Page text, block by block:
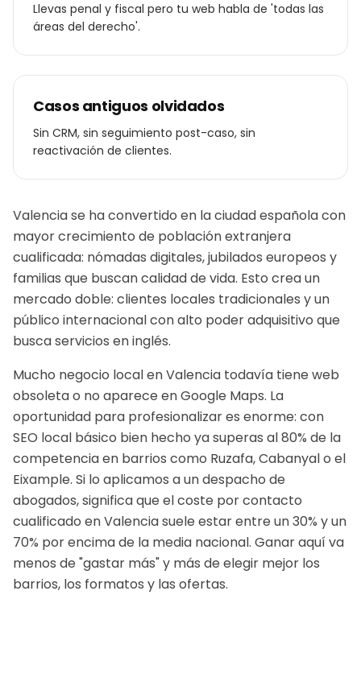
Llevas penal y fiscal pero tu web habla de 'todas las
áreas del derecho'.
Casos antiguos olvidados
Sin CRM, sin seguimiento post-caso, sin
reactivación de clientes.
Valencia se ha convertido en la ciudad española con
mayor crecimiento de población extranjera
cualificada: nómadas digitales, jubilados europeos y
familias que buscan calidad de vida. Esto crea un
mercado doble: clientes locales tradicionales y un
público internacional con alto poder adquisitivo que
busca servicios en inglés.
Mucho negocio local en Valencia todavía tiene web
obsoleta o no aparece en Google Maps. La
oportunidad para profesionalizar es enorme: con
SEO local básico bien hecho ya superas al 80% de la
competencia en barrios como Ruzafa, Cabanyal o el
Eixample. Si lo aplicamos a undespacho de
abogados, significa que el coste por contacto
cualificado enValenciasuele estar entre un 30% y un
70% por encima de la media nacional. Ganar aquí va
menos de "gastar más" y más de elegir mejor los
barrios, los formatos y las ofertas.